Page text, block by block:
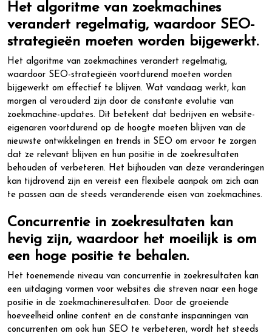
Het algoritme van zoekmachines
verandert regelmatig, waardoor SEO-
strategieën moeten worden bijgewerkt.
Het algoritme van zoekmachines verandert regelmatig,
waardoor SEO-strategieën voortdurend moeten worden
bijgewerkt om effectief te blijven. Wat vandaag werkt, kan
morgen al verouderd zijn door de constante evolutie van
zoekmachine-updates. Dit betekent dat bedrijven en website-
eigenaren voortdurend op de hoogte moeten blijven van de
nieuwste ontwikkelingen en trends in SEO om ervoor te zorgen
dat ze relevant blijven en hun positie in de zoekresultaten
behouden of verbeteren. Het bijhouden van deze veranderingen
kan tijdrovend zijn en vereist een flexibele aanpak om zich aan
te passen aan de steeds veranderende eisen van zoekmachines.
Concurrentie in zoekresultaten kan
hevig zijn, waardoor het moeilijk is om
een hoge positie te behalen.
Het toenemende niveau van concurrentie in zoekresultaten kan
een uitdaging vormen voor websites die streven naar een hoge
positie in de zoekmachineresultaten. Door de groeiende
hoeveelheid online content en de constante inspanningen van
concurrenten om ook hun SEO te verbeteren, wordt het steeds